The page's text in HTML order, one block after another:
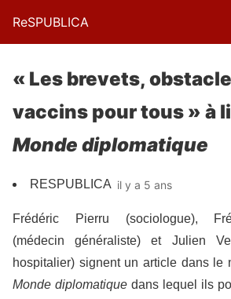
ReSPUBLICA
« Les brevets,
vaccins pour tous » à
Monde diplomatique
RESPUBLICA il y a 5 ans
Frédéric Pierru (sociologue),
(médecin généraliste) et Julien
hospitalier) signent un article dans le
Monde diplomatique dans lequel ils